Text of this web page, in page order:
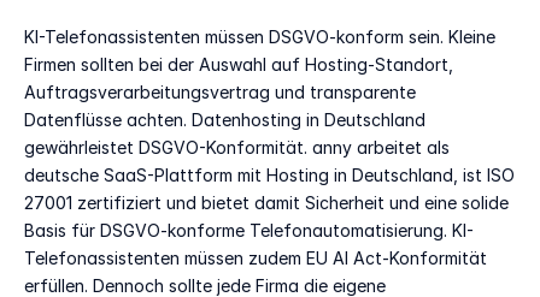
KI-Telefonassistenten müssen DSGVO-konform sein. Kleine
Firmen sollten bei der Auswahl auf Hosting-Standort,
Auftragsverarbeitungsvertrag und transparente
Datenflüsse achten. Datenhosting in Deutschland
gewährleistet DSGVO-Konformität. anny arbeitet als
deutsche SaaS-Plattform mit Hosting in Deutschland, ist ISO
27001 zertifiziert und bietet damit Sicherheit und eine solide
Basis für DSGVO-konforme Telefonautomatisierung. KI-
Telefonassistenten müssen zudem EU AI Act-Konformität
erfüllen. Dennoch sollte jede Firma die eigene